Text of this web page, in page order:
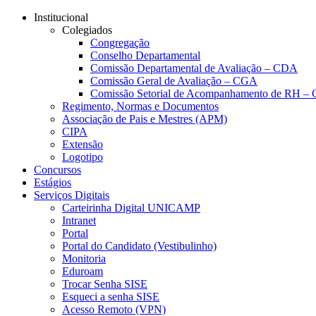
Conteúdo principal
Institucional
Colegiados
Congregação
Conselho Departamental
Comissão Departamental de Avaliação – CDA
Comissão Geral de Avaliação – CGA
Comissão Setorial de Acompanhamento de RH –
Regimento, Normas e Documentos
Associação de Pais e Mestres (APM)
CIPA
Extensão
Logotipo
Concursos
Estágios
Serviços Digitais
Carteirinha Digital UNICAMP
Intranet
Portal
Portal do Candidato (Vestibulinho)
Monitoria
Eduroam
Trocar Senha SISE
Esqueci a senha SISE
Acesso Remoto (VPN)